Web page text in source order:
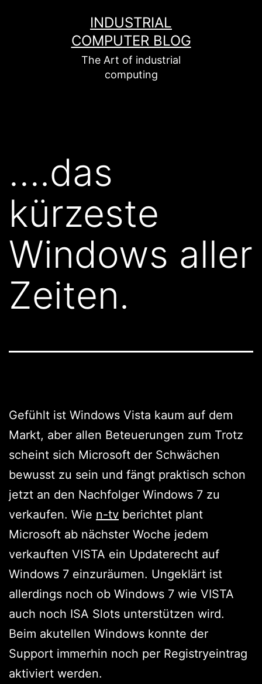
INDUSTRIAL
COMPUTER BLOG
The Art of industrial
computing
….das
kürzeste
Windows aller
Zeiten.
Gefühlt ist Windows Vista kaum auf dem
Markt, aber allen Beteuerungen zum Trotz
scheint sich Microsoft der Schwächen
bewusst zu sein und fängt praktisch schon
jetzt an den Nachfolger Windows 7 zu
verkaufen. Wie n-tv berichtet plant
Microsoft ab nächster Woche jedem
verkauften VISTA ein Updaterecht auf
Windows 7 einzuräumen. Ungeklärt ist
allerdings noch ob Windows 7 wie VISTA
auch noch ISA Slots unterstützen wird.
Beim akutellen Windows konnte der
Support immerhin noch per Registryeintrag
aktiviert werden.